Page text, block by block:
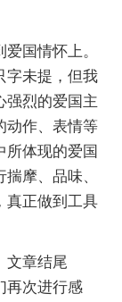
国情怀上。
字未提，但我
强烈的爱国主
动作、表情等
所体现的爱国
摩、品味、
真正做到工具
章结尾
再次进行感